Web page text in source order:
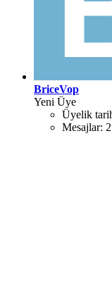
BriceVop
Yeni Üye
Üyelik
Mesajlar: 2